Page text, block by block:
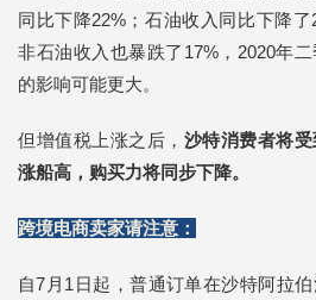
同比下降22%；石油收入同比下降了
非石油收入也暴跌了17%，2020年
的影响可能更大。
但增值税上涨之后， 沙特消费者将
涨船高，购买力将同步下降。
跨境电商卖家请注意：
自7月1日起，普通订单在沙特阿拉